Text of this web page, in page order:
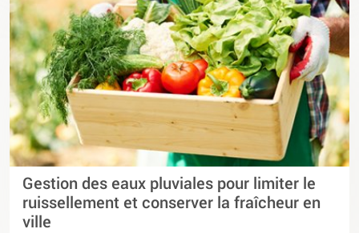
Gestion des eaux pluviales pour limiter le
ruissellement et conserver la fraîcheur en
ville